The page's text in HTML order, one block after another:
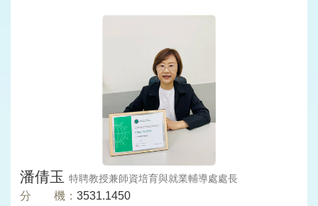
潘倩玉 特聘教授兼師資培育與就業輔導處處長
分 機： 3531.1450